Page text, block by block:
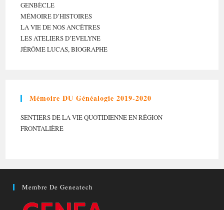
GENBÈCLE
MÉMOIRE D’HISTOIRES
LA VIE DE NOS ANCÊTRES
LES ATELIERS D’EVELYNE
JÉRÔME LUCAS, BIOGRAPHE
Mémoire DU Généalogie 2019-2020
SENTIERS DE LA VIE QUOTIDIENNE EN RÉGION
FRONTALIÈRE
Membre De Geneatech